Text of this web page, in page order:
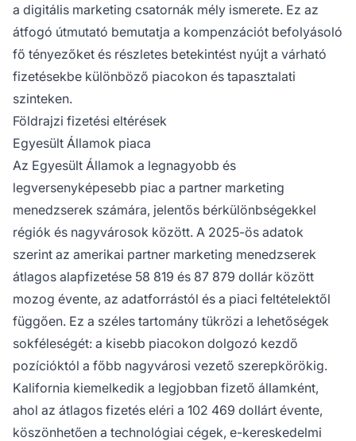
a digitális marketing csatornák mély ismerete. Ez az
átfogó útmutató bemutatja a kompenzációt befolyásoló
fő tényezőket és részletes betekintést nyújt a várható
fizetésekbe különböző piacokon és tapasztalati
szinteken.
Földrajzi fizetési eltérések
Egyesült Államok piaca
Az Egyesült Államok a legnagyobb és
legversenyképesebb piac a partner marketing
menedzserek számára, jelentős bérkülönbségekkel
régiók és nagyvárosok között. A 2025-ös adatok
szerint az amerikai partner marketing menedzserek
átlagos alapfizetése 58 819 és 87 879 dollár között
mozog évente, az adatforrástól és a piaci feltételektől
függően. Ez a széles tartomány tükrözi a lehetőségek
sokféleségét: a kisebb piacokon dolgozó kezdő
pozícióktól a főbb nagyvárosi vezető szerepkörökig.
Kalifornia kiemelkedik a legjobban fizető államként,
ahol az átlagos fizetés eléri a 102 469 dollárt évente,
köszönhetően a technológiai cégek, e-kereskedelmi